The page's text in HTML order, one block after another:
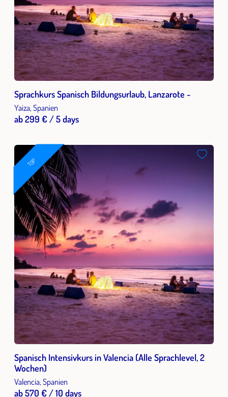
Sprachkurs Spanisch Bildungsurlaub, Lanzarote -
Yaiza, Spanien
ab 299 € / 5 days
TOP
Spanisch Intensivkurs in Valencia (Alle Sprachlevel, 2
Wochen)
Valencia, Spanien
ab 570 € / 10 days